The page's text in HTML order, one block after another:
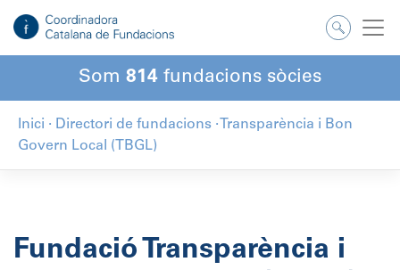
contingut
Som 814 fundacions sòcies
Inici · Directori de fundacions ·
Transparència i Bon
Govern Local (TBGL)
Fundació Transparència i